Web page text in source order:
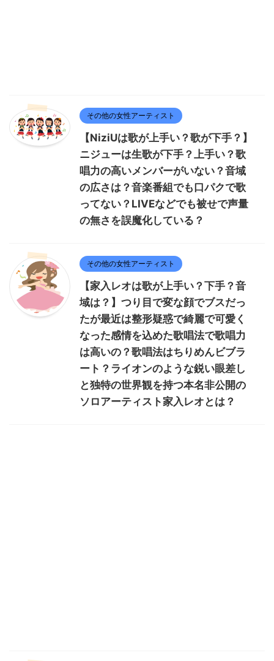
その他の女性アーティスト
【NiziUは歌が上手い？歌が下手？】
ニジューは生歌が下手？上手い？歌
唱力の高いメンバーがいない？音域
の広さは？音楽番組でも口パクで歌
ってない？LIVEなどでも被せで声量
の無さを誤魔化している？
その他の女性アーティスト
【家入レオは歌が上手い？下手？音
域は？】つり目で変な顔でブスだっ
たが最近は整形疑惑で綺麗で可愛く
なった感情を込めた歌唱法で歌唱力
は高いの？歌唱法はちりめんビブラ
ート？ライオンのような鋭い眼差し
と独特の世界観を持つ本名非公開の
ソロアーティスト家入レオとは？